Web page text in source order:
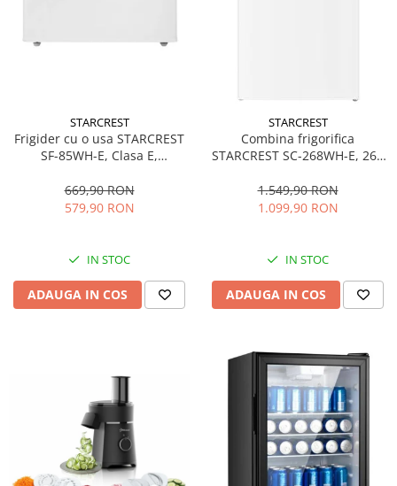
STARCREST
Frigider cu o usa STARCREST
SF-85WH-E, Clasa E,
interioara, Compartiment
gheata, H 82 cm, Alb
669,90 RON
579,90 RON
IN STOC
ADAUGA IN COS
STARCREST
Combina frigorifica
STARCREST SC-268WH-E, 268
Termostat reglabil, Iluminare
LED, Picioare ajustabile, Usi
1.549,90 RON
1.099,90 RON
IN STOC
ADAUGA IN COS